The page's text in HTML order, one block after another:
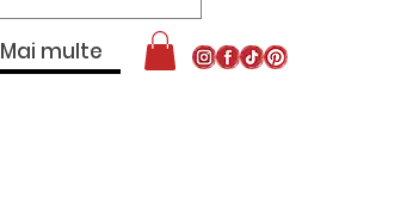
Mai multe